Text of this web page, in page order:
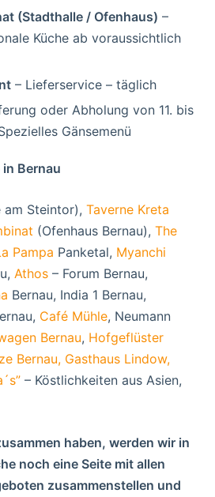
(Stadthalle / Ofenhaus) –
Küche ab voraussichtlich
– Lieferservice – täglich
oder Abholung von 11. bis
Gänsemenü
Bernau
am Steintor), Taverne Kreta
(Ofenhaus Bernau), The
Pampa Panketal, Myanchi
Athos – Forum Bernau,
Bernau, India 1 Bernau,
Café Mühle, Neumann
Bernau, Hofgeflüster
Bernau, Gasthaus Lindow,
– Köstlichkeiten aus Asien,
haben, werden wir in
noch eine Seite mit allen
zusammenstellen und